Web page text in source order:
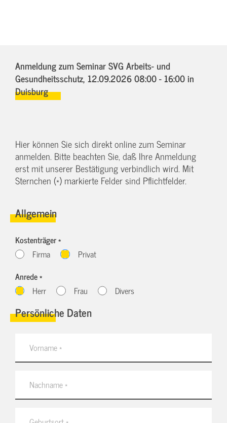
Anmeldung zum Seminar SVG Arbeits- und
Gesundheitsschutz, 12.09.2026 08:00 - 16:00in
Duisburg
Hier können Sie sich direkt online zum Seminar
anmelden. Bitte beachten Sie, daß Ihre Anmeldung
erst mit unserer Bestätigung verbindlich wird. Mit
Sternchen (*) markierte Felder sind Pflichtfelder.
Allgemein
Kostenträger *
Firma
Privat
Anrede *
Herr
Frau Divers
Persönliche Daten